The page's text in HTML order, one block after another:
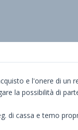
e l'onere di
la possibilità di
di cassa e temo